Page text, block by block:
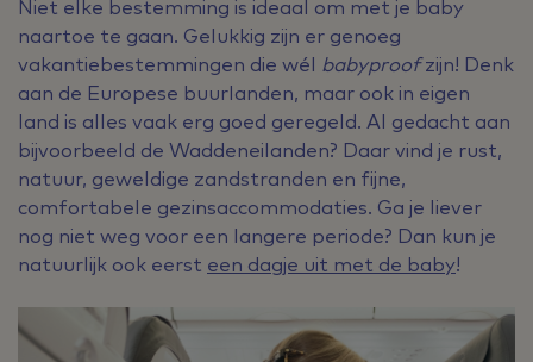
Niet elke bestemming is ideaal om met je baby
naartoe te gaan. Gelukkig zijn er genoeg
vakantiebestemmingen die wél babyproofzijn! Denk
aan de Europese buurlanden, maar ook in eigen
land is alles vaak erg goed geregeld. Al gedacht aan
bijvoorbeeld de Waddeneilanden? Daar vind je rust,
natuur, geweldige zandstranden en fijne,
comfortabele gezinsaccommodaties. Ga je liever
nog niet weg voor een langere periode? Dan kun je
natuurlijk ook eerst een dagje uit met de baby!